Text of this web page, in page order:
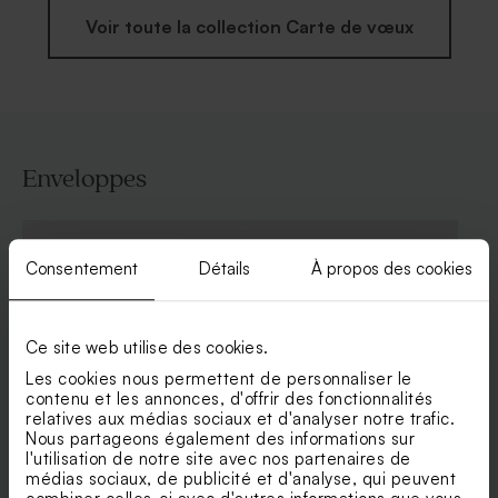
Consentement Détails À propos des cookies
Ce site web utilise des cookies.
Les cookies nous permettent de personnaliser le
contenu et les annonces, d'offrir des fonctionnalités
relatives aux médias sociaux et d'analyser notre trafic.
Nous partageons également des informations sur
l'utilisation de notre site avec nos partenaires de
médias sociaux, de publicité et d'analyse, qui peuvent
Voir toute la collection Carte de vœux
Enveloppes
Enveloppe voeux émeraude Enveloppe rectangle bleu
nuit